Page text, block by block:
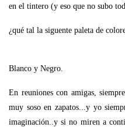
en el tintero (y eso que no subo
¿qué tal la siguente paleta de
Blanco y Negro.
En reuniones con amigas,
muy soso en zapatos...y yo
imaginación..y si no miren a